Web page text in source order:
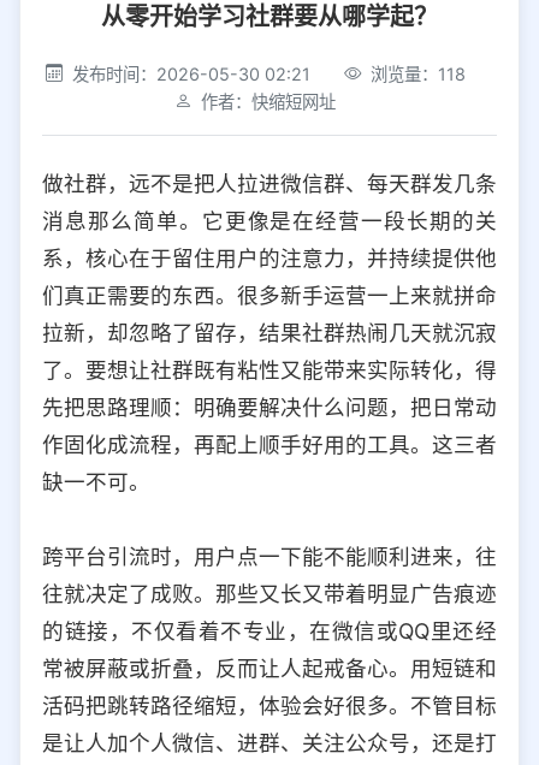
社交平台 电商平台
选择防红平台类型，避免链接被拦截
iOS Android PC 其他
选择允许访问的平台类型
从零开始学习社群要从哪学起？
发布时间：2026-05-30 02:21
浏览量：118
作者：快缩短网址
做社群，远不是把人拉进微信群、每天群发几条
消息那么简单。它更像是在经营一段长期的关
系，核心在于留住用户的注意力，并持续提供他
们真正需要的东西。很多新手运营一上来就拼命
拉新，却忽略了留存，结果社群热闹几天就沉寂
了。要想让社群既有粘性又能带来实际转化，得
先把思路理顺：明确要解决什么问题，把日常动
作固化成流程，再配上顺手好用的工具。这三者
缺一不可。
跨平台引流时，用户点一下能不能顺利进来，往
往就决定了成败。那些又长又带着明显广告痕迹
的链接，不仅看着不专业，在微信或QQ里还经
常被屏蔽或折叠，反而让人起戒备心。用短链和
活码把跳转路径缩短，体验会好很多。不管目标
是让人加个人微信、进群、关注公众号，还是打